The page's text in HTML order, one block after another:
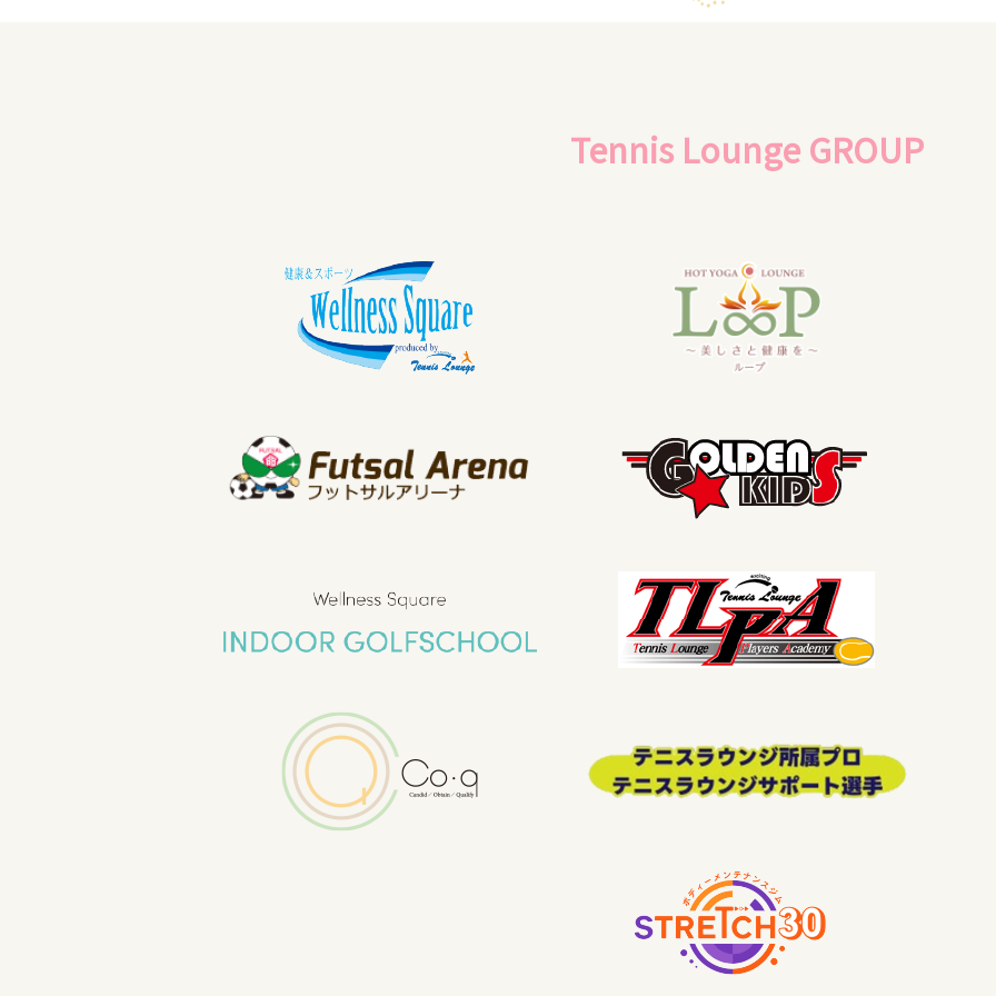
Tennis Lounge GROUP